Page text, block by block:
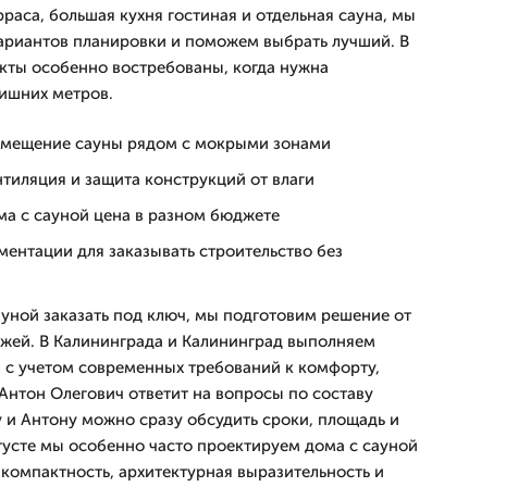
большая кухня гостиная и отдельная сауна, мы
планировки и поможем выбрать лучший. В
особенно востребованы, когда нужна
метров.
сауны рядом с мокрыми зонами
и защита конструкций от влаги
с сауной цена в разном бюджете
для заказывать строительство без
заказать под ключ, мы подготовим решение от
В Калининграда и Калининград выполняем
учетом современных требований к комфорту,
Олегович ответит на вопросы по составу
Антону можно сразу обсудить сроки, площадь и
мы особенно часто проектируем дома с сауной
архитектурная выразительность и